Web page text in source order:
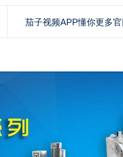
茄子视频APP懂你更多